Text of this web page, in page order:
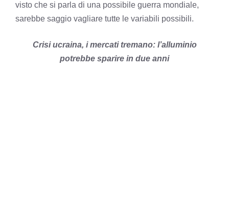
visto che si parla di una possibile guerra mondiale,
sarebbe saggio vagliare tutte le variabili possibili.
Crisi ucraina, i mercati tremano: l’alluminio
potrebbe sparire in due anni